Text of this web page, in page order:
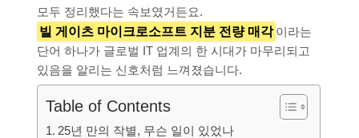
모두 정리했다는 속보였거든요.
빌 게이츠 마이크로소프트 지분 전량 매각 이라는
단어 하나가 글로벌 IT 업계의 한 시대가 마무리되고
있음을 알리는 신호처럼 느껴졌습니다.
Table of Contents
25년 만의 작별, 무슨 일이 있었나